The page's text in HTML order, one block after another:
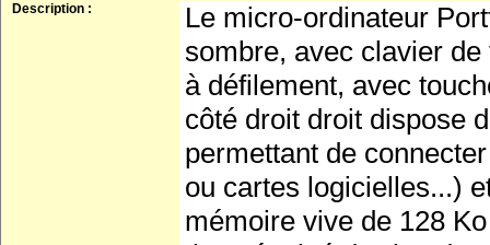
Description :
Le micro-ordinateur
sombre, avec clavier
à défilement, avec
côté droit droit dispose
permettant de
ou cartes logicielles...)
mémoire vive de 128